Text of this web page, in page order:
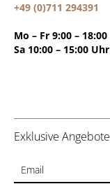
+49 (0)711 294391
Mo – Fr 9:00 –
Sa 10:00 – 15:00 Uhr
Exklusive
Email